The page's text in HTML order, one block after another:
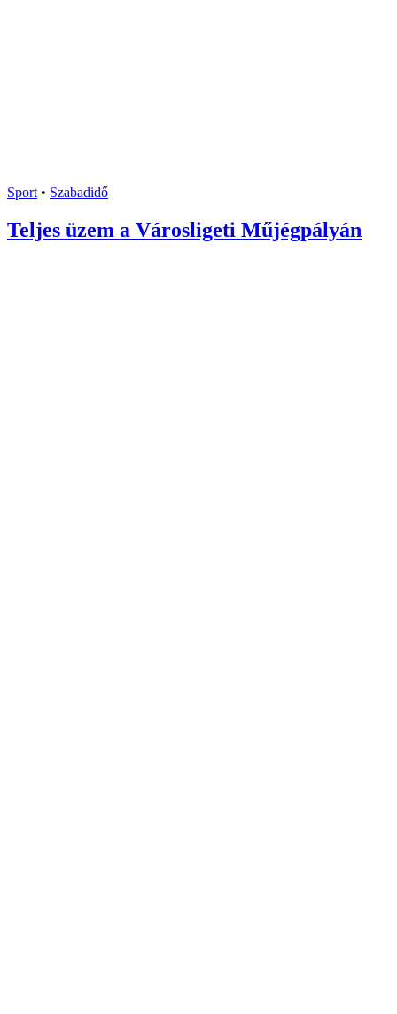
Sport • Szabadidő
Teljes üzem a Városligeti Műjégpályán